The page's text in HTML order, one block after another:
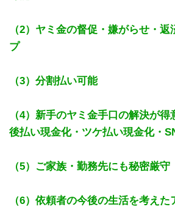
（2）ヤミ金の督促・嫌がらせ・
プ
（3）分割払い可能
（4）新手のヤミ金手口の解決が得
後払い現金化・ツケ払い現金化・
（5）ご家族・勤務先にも秘密厳守
（6）依頼者の今後の生活を考え